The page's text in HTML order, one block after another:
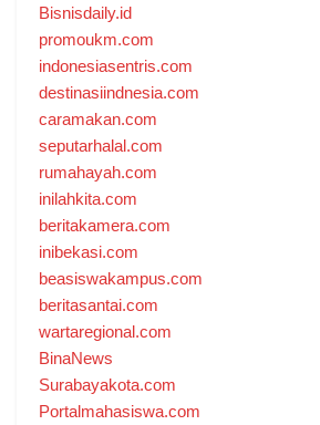
Bisnisdaily.id
promoukm.com
indonesiasentris.com
destinasiindnesia.com
caramakan.com
seputarhalal.com
rumahayah.com
inilahkita.com
beritakamera.com
inibekasi.com
beasiswakampus.com
beritasantai.com
wartaregional.com
BinaNews
Surabayakota.com
Portalmahasiswa.com